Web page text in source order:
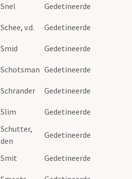
Snel Gedetineerde
Schee, v.d. Gedetineerde
Smid Gedetineerde
Schotsman Gedetineerde
Schrander Gedetineerde
Slim Gedetineerde
Schutter,
den
Gedetineerde
Smit Gedetineerde